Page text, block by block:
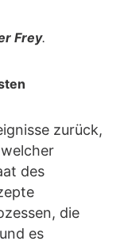
Frey.
zurück,
des
die
es